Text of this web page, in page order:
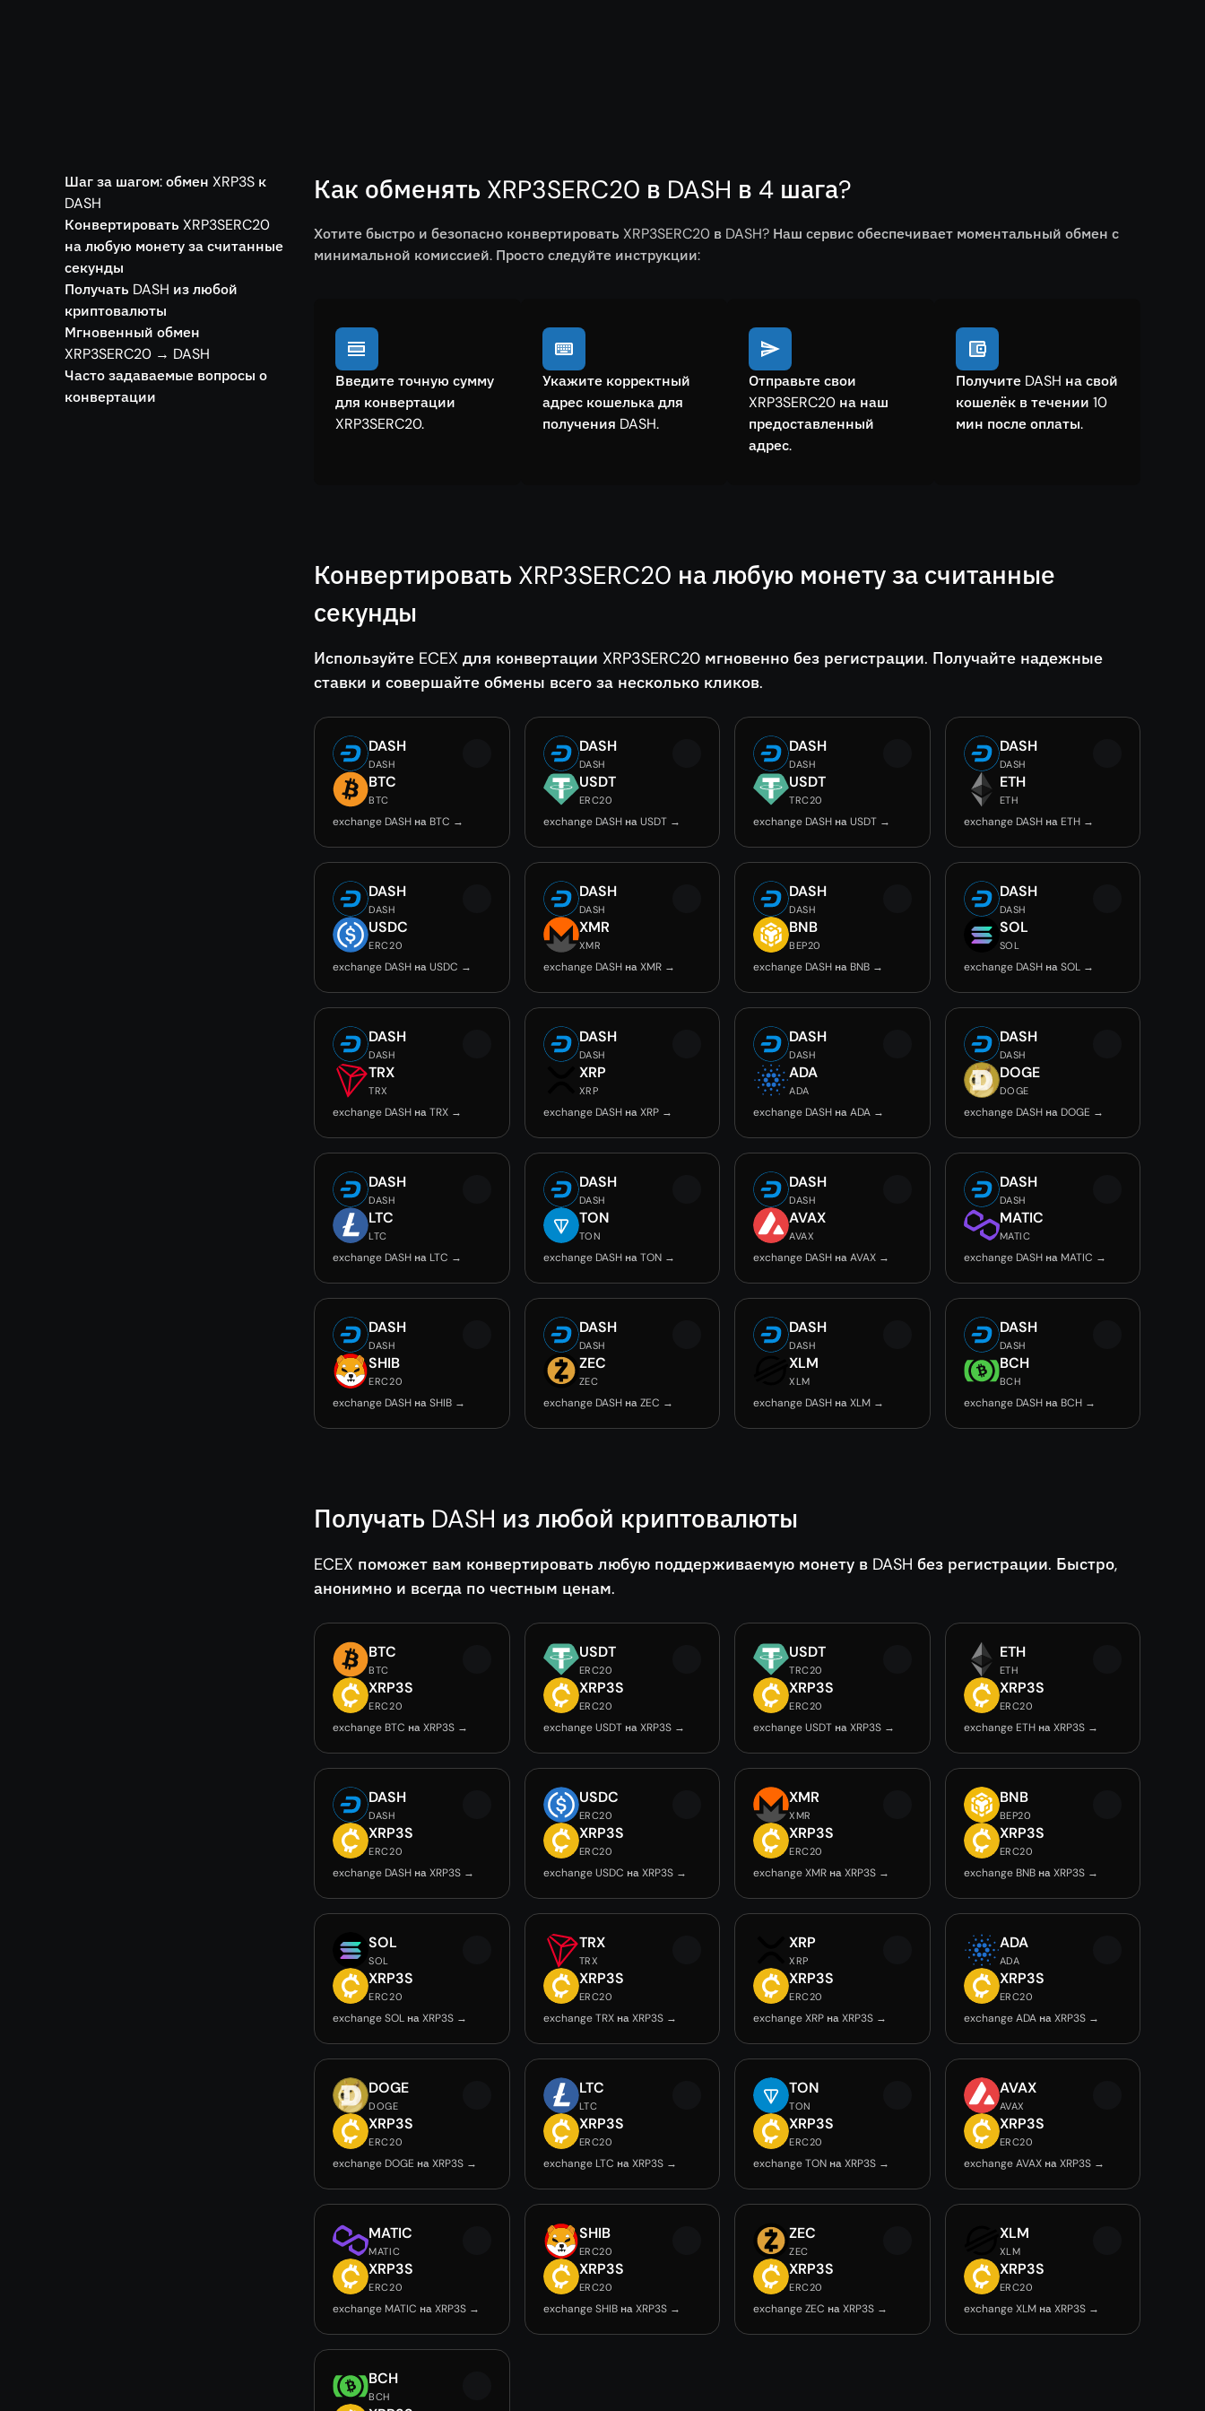
Шаг за шагом: обмен XRP3S к
DASH
Конвертировать XRP3SERC20
на любую монету за считанные
секунды
Получать DASH из любой
криптовалюты
Мгновенный обмен
XRP3SERC20 → DASH
Часто задаваемые вопросы о
конвертации
Как обменять XRP3SERC20 в DASH в 4 шага?
Хотите быстро и безопасно конвертировать XRP3SERC20 в DASH? Наш сервис обеспечивает моментальный обмен с
минимальной комиссией. Просто следуйте инструкции:
Введите точную сумму
для конвертации
XRP3SERC20.
Укажите корректный
адрес кошелька для
получения DASH.
Отправьте свои
XRP3SERC20 на наш
предоставленный
адрес.
Получите DASH на свой
кошелёк в течении 10
мин после оплаты.
Конвертировать XRP3SERC20 на любую монету за считанные
секунды
Используйте ECEX для конвертации XRP3SERC20 мгновенно без регистрации. Получайте надежные
ставки и совершайте обмены всего за несколько кликов.
DASH
DASH
BTC
BTC
exchange DASH на BTC →
DASH
DASH
USDT
ERC20
exchange DASH на USDT →
DASH
DASH
USDT
TRC20
exchange DASH на USDT →
DASH
DASH
ETH
ETH
exchange DASH на ETH →
DASH
DASH
USDC
ERC20
exchange DASH на USDC →
DASH
DASH
XMR
XMR
exchange DASH на XMR →
DASH
DASH
BNB
BEP20
exchange DASH на BNB →
DASH
DASH
SOL
SOL
exchange DASH на SOL →
DASH
DASH
TRX
TRX
exchange DASH на TRX →
DASH
DASH
XRP
XRP
exchange DASH на XRP →
DASH
DASH
ADA
ADA
exchange DASH на ADA →
DASH
DASH
DOGE
DOGE
exchange DASH на DOGE →
DASH
DASH
LTC
LTC
exchange DASH на LTC →
DASH
DASH
TON
TON
exchange DASH на TON →
DASH
DASH
AVAX
AVAX
exchange DASH на AVAX →
DASH
DASH
MATIC
MATIC
exchange DASH на MATIC →
DASH
DASH
SHIB
ERC20
exchange DASH на SHIB →
DASH
DASH
ZEC
ZEC
exchange DASH на ZEC →
DASH
DASH
XLM
XLM
exchange DASH на XLM →
DASH
DASH
BCH
BCH
exchange DASH на BCH →
Получать DASH из любой криптовалюты
ECEX поможет вам конвертировать любую поддерживаемую монету в DASH без регистрации. Быстро,
анонимно и всегда по честным ценам.
BTC
BTC
XRP3S
ERC20
exchange BTC на XRP3S →
USDT
ERC20
XRP3S
ERC20
exchange USDT на XRP3S →
USDT
TRC20
XRP3S
ERC20
exchange USDT на XRP3S →
ETH
ETH
XRP3S
ERC20
exchange ETH на XRP3S →
DASH
DASH
XRP3S
ERC20
exchange DASH на XRP3S →
USDC
ERC20
XRP3S
ERC20
exchange USDC на XRP3S →
XMR
XMR
XRP3S
ERC20
exchange XMR на XRP3S →
BNB
BEP20
XRP3S
ERC20
exchange BNB на XRP3S →
SOL
SOL
XRP3S
ERC20
exchange SOL на XRP3S →
TRX
TRX
XRP3S
ERC20
exchange TRX на XRP3S →
XRP
XRP
XRP3S
ERC20
exchange XRP на XRP3S →
ADA
ADA
XRP3S
ERC20
exchange ADA на XRP3S →
DOGE
DOGE
XRP3S
ERC20
exchange DOGE на XRP3S →
LTC
LTC
XRP3S
ERC20
exchange LTC на XRP3S →
TON
TON
XRP3S
ERC20
exchange TON на XRP3S →
AVAX
AVAX
XRP3S
ERC20
exchange AVAX на XRP3S →
MATIC
MATIC
XRP3S
ERC20
exchange MATIC на XRP3S →
SHIB
ERC20
XRP3S
ERC20
exchange SHIB на XRP3S →
ZEC
ZEC
XRP3S
ERC20
exchange ZEC на XRP3S →
XLM
XLM
XRP3S
ERC20
exchange XLM на XRP3S →
BCH
BCH